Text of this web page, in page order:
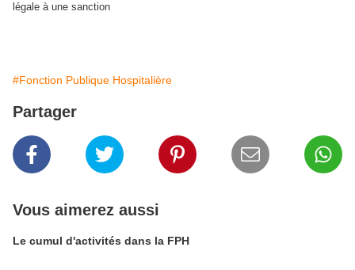
légale à une sanction
#Fonction Publique Hospitalière
Partager
Vous aimerez aussi
Le cumul d'activités dans la FPH